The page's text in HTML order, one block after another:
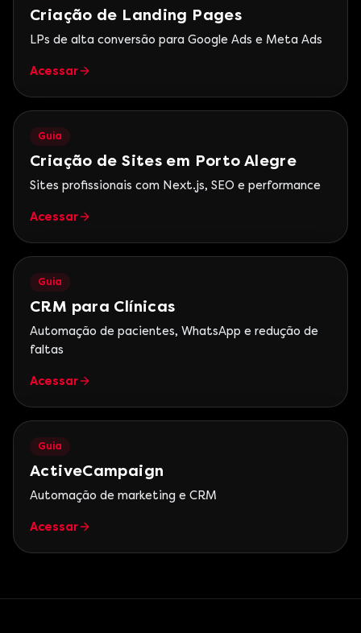
Criação de Landing Pages
LPs de alta conversão para Google Ads e Meta Ads
Acessar
Guia
Criação de Sites em Porto Alegre
Sites profissionais com Next.js, SEO e performance
Acessar
Guia
CRM para Clínicas
Automação de pacientes, WhatsApp e redução de
faltas
Acessar
Guia
ActiveCampaign
Automação de marketing e CRM
Acessar